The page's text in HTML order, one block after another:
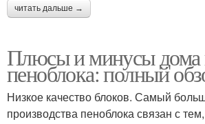
читать дальше →
Плюсы и минусы дома
пеноблока: полный
Низкое качество блоков. Самый
производства пеноблока связан с